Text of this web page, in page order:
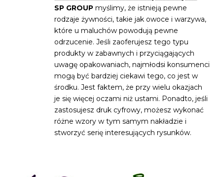
SP GROUP myślimy, że istnieją pewne
rodzaje żywności, takie jak owoce i warzywa,
które u maluchów powodują pewne
odrzucenie. Jeśli zaoferujesz tego typu
produkty w zabawnych i przyciągających
uwagę opakowaniach, najmłodsi konsumenci
mogą być bardziej ciekawi tego, co jest w
środku. Jest faktem, że przy wielu okazjach
je się więcej oczami niż ustami. Ponadto, jeśli
zastosujesz druk cyfrowy, możesz wykonać
różne wzory w tym samym nakładzie i
stworzyć serię interesujących rysunków.